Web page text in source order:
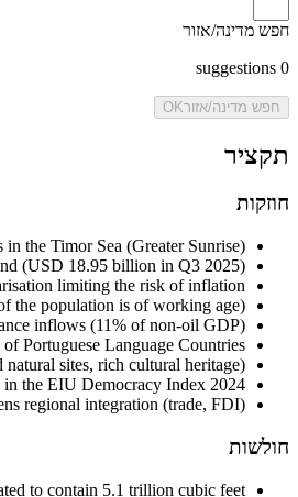
חפש מדינה/אזור
0
חפש מדינה/אזורOK
תקציר
חוזקות
in the Timor Sea (Greater Sunrise)
(USD 18.95 billion in Q3 2025)
limiting the risk of inflation
the population is of working age)
inflows (11% of non-oil GDP)
Portuguese Language Countries
sites, rich cultural heritage)
the EIU Democracy Index 2024
regional integration (trade, FDI)
חולשות
to contain 5.1 trillion cubic feet